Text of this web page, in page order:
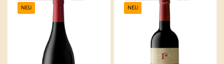
NEU NEU